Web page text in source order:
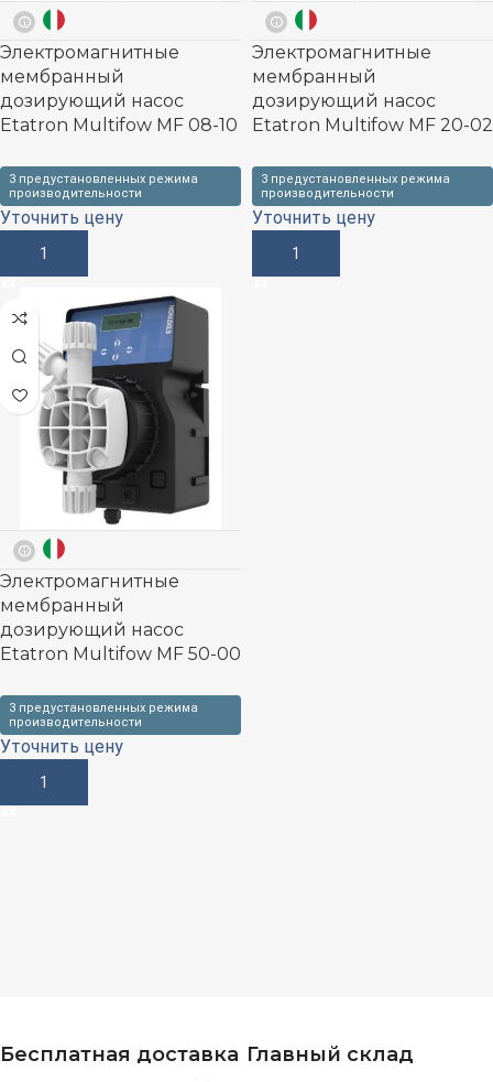
Электромагнитные
мембранный
дозирующий насос
Etatron Multifow MF 08-10
3 предустановленных режима
производительности
Уточнить цену
В Корзину
Электромагнитные
мембранный
дозирующий насос
Etatron Multifow MF 20-02
3 предустановленных режима
производительности
Уточнить цену
В Корзину
Электромагнитные
мембранный
дозирующий насос
Etatron Multifow MF 50-00
3 предустановленных режима
производительности
Уточнить цену
В Корзину
Бесплатная доставка Главный склад